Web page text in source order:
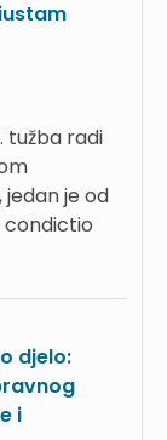
tužba radi
je od
condictio
djelo:
i